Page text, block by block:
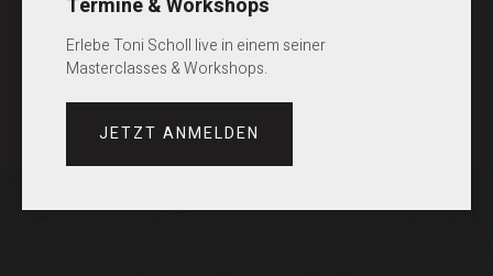
Termine & Workshops
Erlebe Toni Scholl live in einem seiner
Masterclasses & Workshops.
JETZT ANMELDEN